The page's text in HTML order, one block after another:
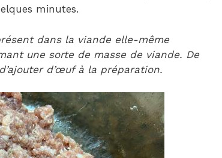
minutes.
dans la viande elle-même
une sorte de masse de viande. De
d’œuf à la préparation.